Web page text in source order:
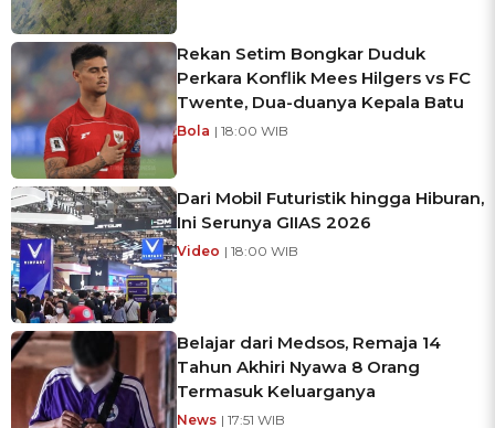
Rekan Setim Bongkar Duduk
Perkara Konflik Mees Hilgers vs FC
Twente, Dua-duanya Kepala Batu
Bola | 18:00 WIB
Dari Mobil Futuristik hingga Hiburan,
Ini Serunya GIIAS 2026
Video | 18:00 WIB
Belajar dari Medsos, Remaja 14
Tahun Akhiri Nyawa 8 Orang
Termasuk Keluarganya
News | 17:51 WIB